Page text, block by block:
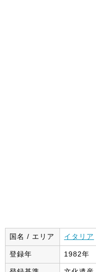
国名 / エリア イタリア
登録年 1982年